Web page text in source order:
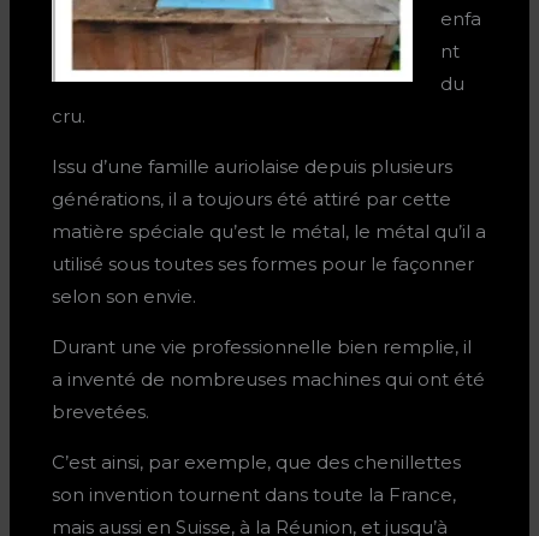
enfa
nt
du
cru.
Issu d’une famille auriolaise depuis plusieurs
générations, il a toujours été attiré par cette
matière spéciale qu’est le métal, le métal qu’il a
utilisé sous toutes ses formes pour le façonner
selon son envie.
Durant une vie professionnelle bien remplie, il
a inventé de nombreuses machines qui ont été
brevetées.
C’est ainsi, par exemple, que des chenillettes
son invention tournent dans toute la France,
mais aussi en Suisse, à la Réunion, et jusqu’à